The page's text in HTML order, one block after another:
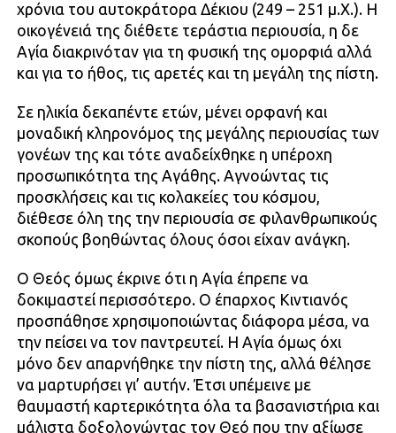
χρόνια του αυτοκράτορα Δέκιου (249 – 251 μ.Χ.). Η
οικογένειά της διέθετε τεράστια περιουσία, η δε
Αγία διακρινόταν για τη φυσική της ομορφιά αλλά
και για το ήθος, τις αρετές και τη μεγάλη της πίστη.
Σε ηλικία δεκαπέντε ετών, μένει ορφανή και
μοναδική κληρονόμος της μεγάλης περιουσίας των
γονέων της και τότε αναδείχθηκε η υπέροχη
προσωπικότητα της Αγάθης. Αγνοώντας τις
προσκλήσεις και τις κολακείες του κόσμου,
διέθεσε όλη της την περιουσία σε φιλανθρωπικούς
σκοπούς βοηθώντας όλους όσοι είχαν ανάγκη.
O Θεός όμως έκρινε ότι η Αγία έπρεπε να
δοκιμαστεί περισσότερο. O έπαρχος Κιντιανός
προσπάθησε χρησιμοποιώντας διάφορα μέσα, να
την πείσει να τον παντρευτεί. Η Αγία όμως όχι
μόνο δεν απαρνήθηκε την πίστη της, αλλά θέλησε
να μαρτυρήσει γι’ αυτήν. Έτσι υπέμεινε με
θαυμαστή καρτερικότητα όλα τα βασανιστήρια και
μάλιστα δοξολογώντας τον Θεό που την αξίωσε